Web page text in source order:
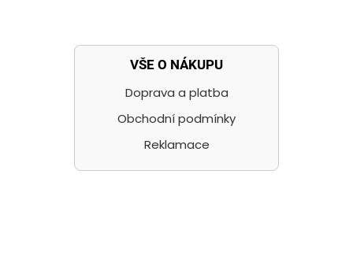
VŠE O NÁKUPU
Doprava a platba
Obchodní podmínky
Reklamace